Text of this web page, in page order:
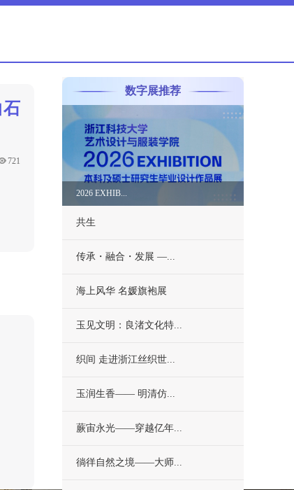
721
数字展推荐
2026 EXHIB...
共生
传承・融合・发展 —...
海上风华 名媛旗袍展
玉见文明：良渚文化特...
织间 走进浙江丝织世...
玉润生香—— 明清仿...
蕨宙永光——穿越亿年...
徜徉自然之境——大师...